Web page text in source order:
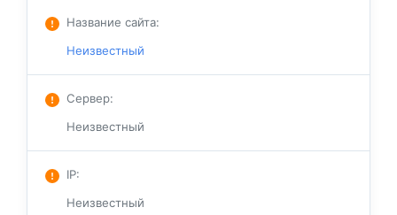
Название сайта:
Неизвестный
Сервер:
Неизвестный
IP:
Неизвестный